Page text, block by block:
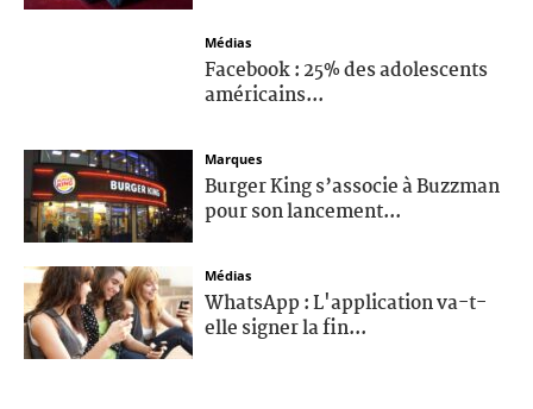
Médias
Facebook : 25% des adolescents
américains...
Marques
Burger King s’associe à Buzzman
pour son lancement...
Médias
WhatsApp : L'application va-t-
elle signer la fin...